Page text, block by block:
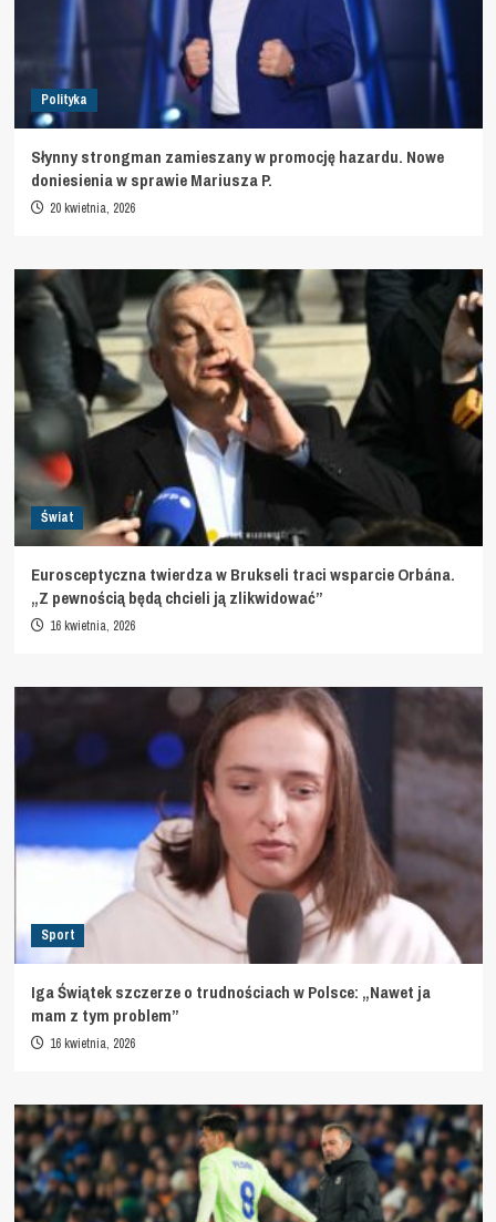
Polityka
Słynny strongman zamieszany w promocję hazardu. Nowe
doniesienia w sprawie Mariusza P.
20 kwietnia, 2026
Świat
Eurosceptyczna twierdza w Brukseli traci wsparcie Orbána.
„Z pewnością będą chcieli ją zlikwidować”
16 kwietnia, 2026
Sport
Iga Świątek szczerze o trudnościach w Polsce: „Nawet ja
mam z tym problem”
16 kwietnia, 2026